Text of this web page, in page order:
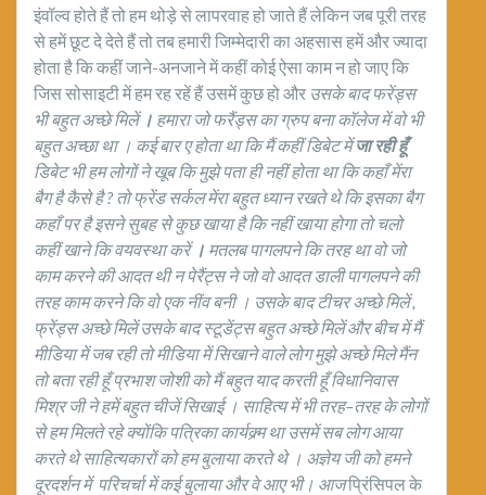
इंवॉल्व होते हैं तो हम थोड़े से लापरवाह हो जाते हैं लेकिन जब पूरी तरह
से हमें छूट दे देते हैं तो तब हमारी जिम्मेदारी का अहसास हमें और ज्यादा
होता है कि कहीं जाने-अनजाने में कहीं कोई ऐसा काम न हो जाए कि
जिस सोसाइटी में हम रह रहें हैं उसमें कुछ हो और उसके बाद फरेंड्स
भी बहुत अच्छे मिलें। हमारा जो फरैंड्स का ग्रुप बना कॉलेज में वो भी
बहुत अच्छा था । कई बार ए होता था कि मैं कहीं डिबेट मेंजा रही हूँ
डिबेट भी हम लोगों ने खूब कि मुझे पता ही नहीं होता था कि कहाँ मेंरा
बैग है कैसे है? तो फ्रेंड सर्कल मेंरा बहुत ध्यान रखते थे कि इसका बैग
कहाँ पर है इसने सुबह से कुछ खाया है कि नहीं खाया होगा तो चलो
कहीं खाने कि वयवस्था करें। मतलब पागलपने कि तरह था वो जो
काम करने की आदत थी न पेरैंट्स ने जो वो आदत डाली पागलपने की
तरह काम करने कि वो एक नींव बनी । उसके बाद टीचर अच्छे मिलें
फ्रेंड्स अच्छे मिलें उसके बाद स्टूडेंट्स बहुत अच्छे मिलें और बीच में मैं
मीडिया में जब रही तो मीडिया में सिखाने वाले लोग मुझे अच्छे मिले मैंन
तो बता रही हूँ प्रभाश जोशी को मैं बहुत याद करती हूँ विधानिवास
मिश्र जी ने हमें बहुत चीजें सिखाई । साहित्य में भी तरह–तरह के लोगों
से हम मिलते रहे क्योंकि पत्रिका कार्यक्र्म था उसमें सब लोग आया
करते थे साहित्यकारों को हम बुलाया करते थे । अज्ञेय जी को हमने
दूरदर्शन में परिचर्चा में कई बुलाया और वे आए भी। आजप्रिंसिपल के